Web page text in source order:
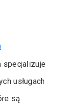
specjalizuje
usługach
są